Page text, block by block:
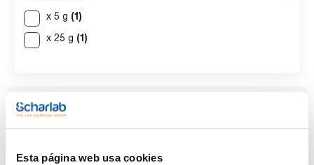
Esta página web usa cookies
x 5 g (1)
x 25 g (1)